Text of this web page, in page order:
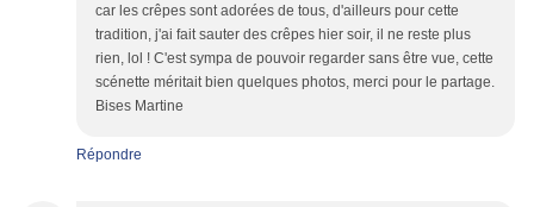
car les crêpes sont adorées de tous, d'ailleurs pour cette
tradition, j'ai fait sauter des crêpes hier soir, il ne reste plus
rien, lol ! C'est sympa de pouvoir regarder sans être vue, cette
scénette méritait bien quelques photos, merci pour le partage.
Bises Martine
Répondre